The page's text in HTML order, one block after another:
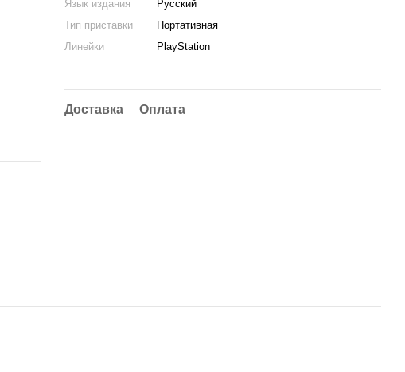
Язык издания
Русский
Тип приставки
Портативная
Линейки
PlayStation
Доставка Оплата